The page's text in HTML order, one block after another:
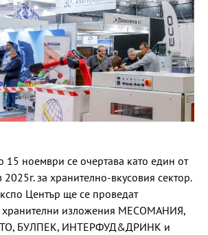
15 ноември се очертава като един от
за хранително-вкусовия сектор.
Център ще се проведат
изложения МЕСОМАНИЯ,
БУЛПЕК, ИНТЕРФУД&ДРИНК и